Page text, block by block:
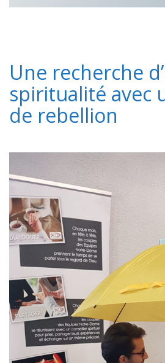
Une recherche
spiritualité avec
de rebellion